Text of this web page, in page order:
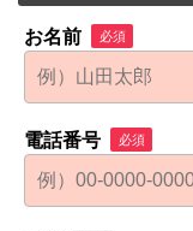
お名前 必須
電話番号 必須